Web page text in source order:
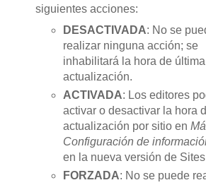
siguientes acciones:
DESACTIVADA: No se
realizar ninguna acción; se
inhabilitará la hora de última
actualización.
ACTIVADA: Los editores
activar o desactivar la hora
actualización por sitio en
Configuración de
en la nueva versión de
FORZADA: No se puede